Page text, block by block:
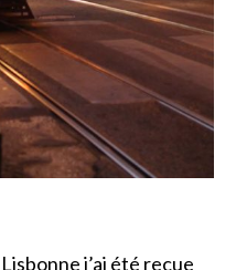
j’ai été reçue